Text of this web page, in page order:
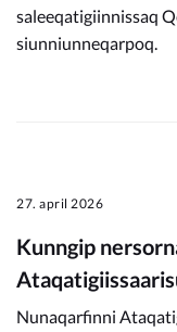
saleeqatigiinnissaq
siunniunneqarpoq.
27. april 2026
Kunngip
Nunaqarfinni